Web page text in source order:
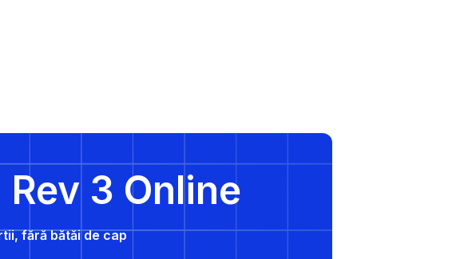
3 Online
fără bătăi de cap